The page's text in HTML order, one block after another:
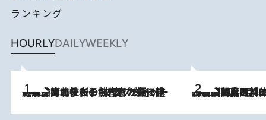
ランキング
HOURLYDAILYWEEKLY
2026.8.3
《「文士の子ども被害者の会」発足！》阿川佐和子（72）が語る遠藤周作に北杜夫、劇作家・矢代静一の子どもたちの“文豪プライベート事件簿” 2026.8.8
「最後に見られてよかった」上野動物園の東園パンダ舎が解体前に特別公開。8月16日まで延長されたパネル展と共に辿る“半世紀”のパンダ飼育《解体工事の図面あり》